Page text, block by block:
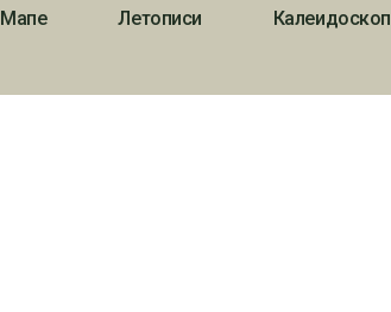
Мапе Летописи
Калеидоскоп